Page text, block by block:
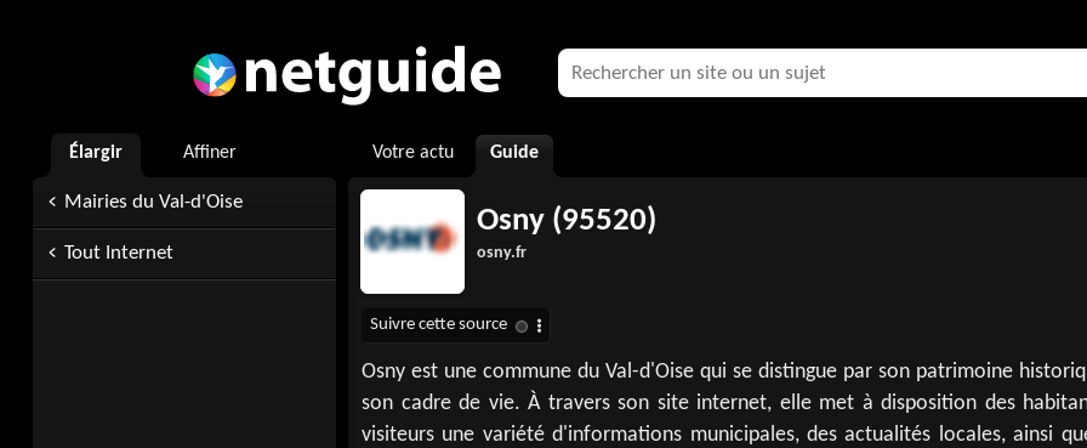
Élargir Affiner
Mairies du Val-d'Oise
Tout Internet
Votre actu Guide
Osny (95520)
osny.fr
Osny est une commune du Val-d'Oise qui se distingue par son patrimoine
son cadre de vie. À travers son site internet, elle met à disposition des
visiteurs une variété d'informations municipales, des actualités locales, ainsi